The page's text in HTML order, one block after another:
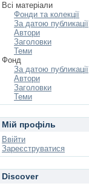
Всі матеріали
Фонди та колекції
За датою публикації
Автори
Заголовки
Теми
Фонд
За датою публикації
Автори
Заголовки
Теми
Мій профіль
Ввійти
Зареєструватися
Discover